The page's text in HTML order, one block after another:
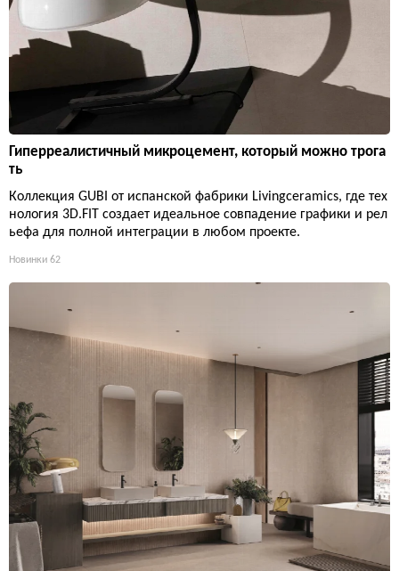
Гиперреалистичный микроцемент, который можно трога
ть
Коллекция GUBI от испанской фабрики Livingceramics, где тех
нология 3D.FIT создает идеальное совпадение графики и рел
ьефа для полной интеграции в любом проекте.
Новинки 62